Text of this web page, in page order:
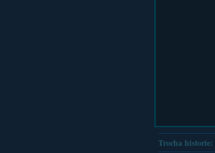
Trocha historie: